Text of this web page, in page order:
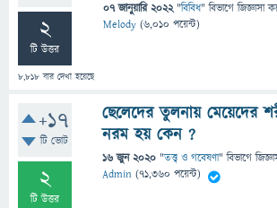
2
টি উত্তর
8,818 বার দেখা হয়েছে
07 জানুয়ারি 2022 "বিবিধ" বিভাগে জিজ্ঞাসা
Melody (6,010 পয়েন্ট)
+17
টি ভোট
2
টি উত্তর
ছেলেদের তুলনায় মেয়েদের
নরম হয় কেন ?
16 জুন 2020 "তত্ত্ব ও গবেষণা" বিভাগে
Admin (71,360 পয়েন্ট)